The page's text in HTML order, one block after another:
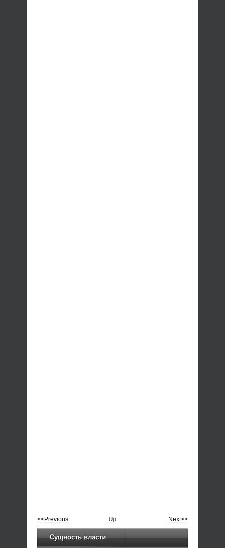
<<Previous Up Next>>
Сущность власти